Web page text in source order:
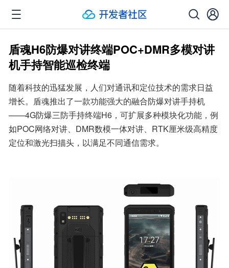
盾魂H6防爆对讲终端POC+DMR多模对讲
机手持智能巡检终端
随着科技的迅猛发展，人们对通讯和定位技术的需求日益
增长。盾魂推出了一款功能强大的融合防爆对讲手持机
——4G防爆三防手持终端H6，可扩展多种模块化功能，例
如POC网络对讲、DMR数模一体对讲、RTK厘米级高精度
定位和激光扫描头，以满足不同通信需求。